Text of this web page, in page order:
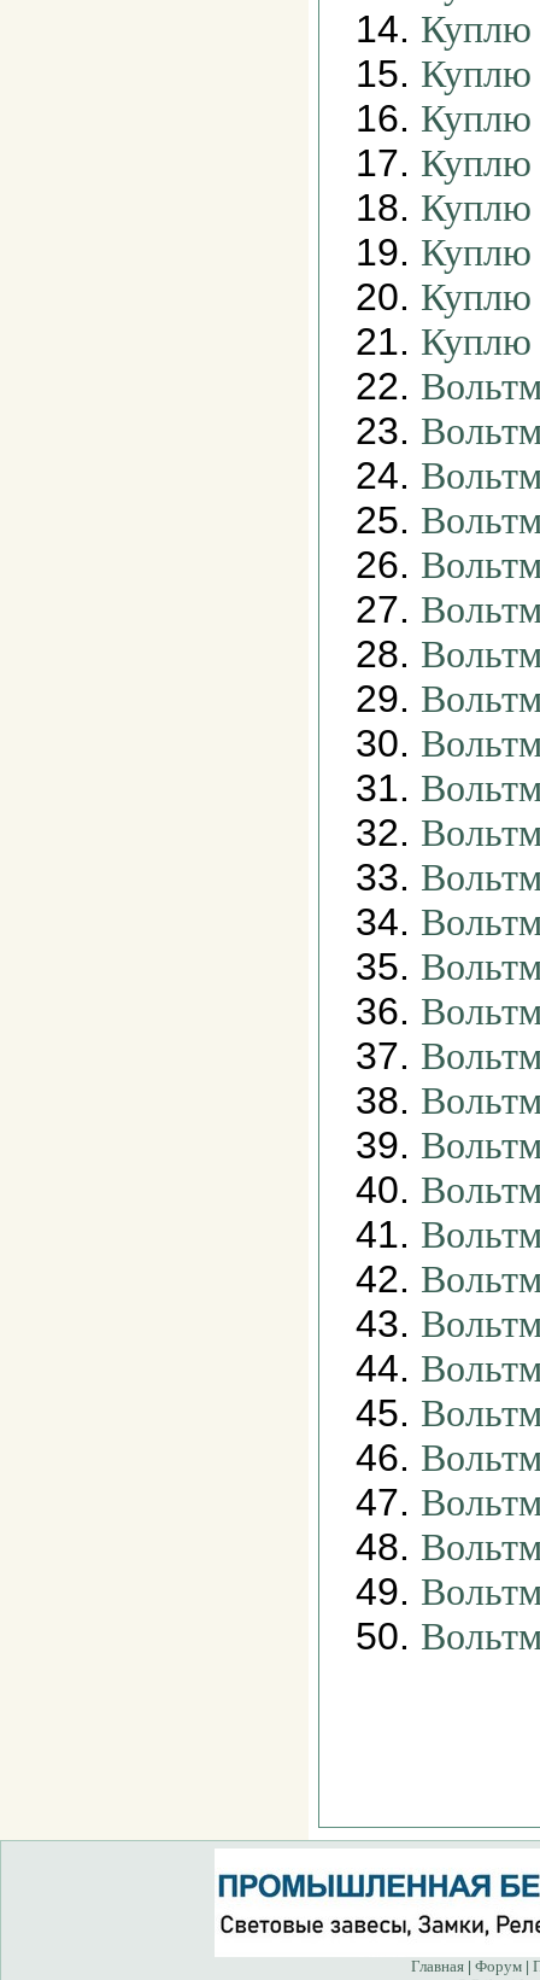
14. Куплю
15. Куплю
16. Куплю
17. Куплю
18. Куплю
19. Куплю
20. Куплю
21. Куплю
22.
23.
24.
25.
26.
27.
28.
29.
30.
31.
32.
33.
34.
35.
36.
37.
38.
39.
40.
41.
42.
43.
44.
45.
46.
47.
48.
49.
50.
Главная Форум